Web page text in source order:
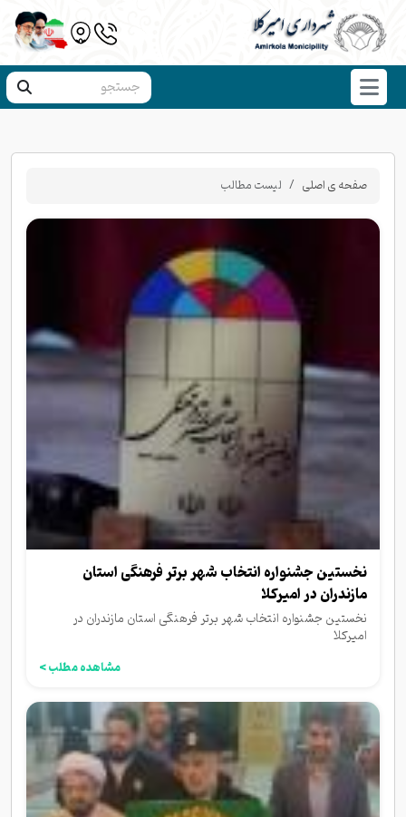
صفحه ی اصلی لیست مطالب
نخستین جشنواره انتخاب شهر برتر فرهنگی استان
مازندران در امیرکلا
نخستین جشنواره انتخاب شهر برتر فرهنگی استان مازندران در
امیرکلا
مشاهده مطلب >